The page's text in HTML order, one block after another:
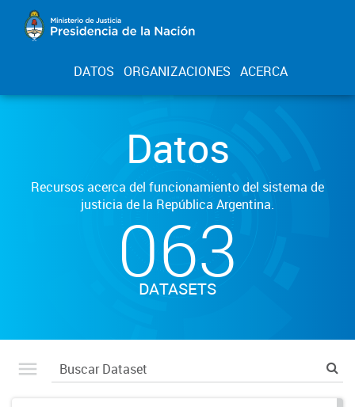
DATOS ORGANIZACIONES ACERCA
Datos
Recursos acerca del funcionamiento del sistema de
justicia de la República Argentina.
063
DATASETS